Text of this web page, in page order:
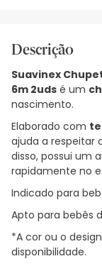
Descrição
Suavinex
6m 2uds é um
nascimento.
Elaborado com
ajuda a respeitar
disso, possui um
rapidamente no
Indicado para
Apto para bebês
*A cor ou o
disponibilidade.